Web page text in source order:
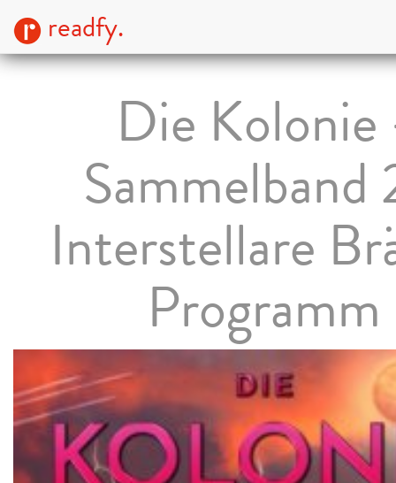
readfy.
Die
Sammelband
Interstellare
Programm